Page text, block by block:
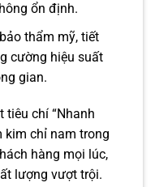
ổn định.
thẩm mỹ, tiết
cường hiệu suất
gian.
chí “Nhanh
kim chỉ nam trong
hàng mọi lúc,
lượng vượt trội.